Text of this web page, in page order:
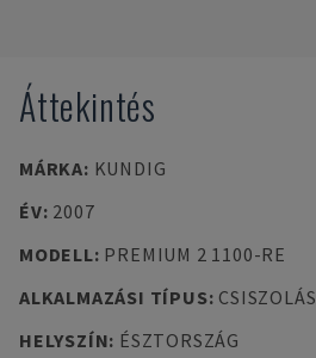
Áttekintés
MÁRKA: KUNDIG
ÉV: 2007
MODELL: PREMIUM 2 1100-RE
ALKALMAZÁSI TÍPUS: CSISZOLÁS
HELYSZÍN: ÉSZTORSZÁG